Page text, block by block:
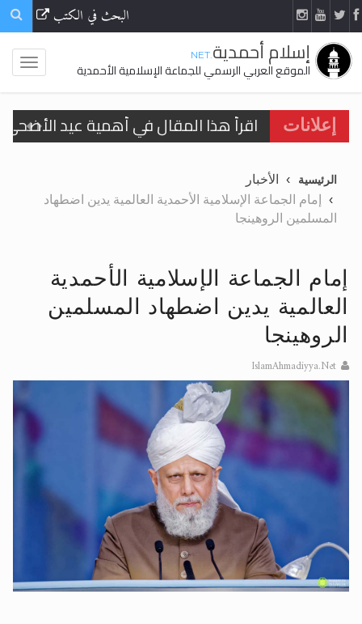
البحث في الكتب
إسلام أحمدية.NET
الموقع العربي الرسمي للجماعة الإسلامية الأحمدية
إعلانات
اقرأ هذا المقال في أهمية عيد
تعميم هامّ لأفراد الجماعة >> المزيد
تعميم هامّ لأفراد الجماعة >> المزيد
اقرأ هذا الكتاب وتعرّف على حقيقة
الحجّ.. دلالات، حِكم، وأهداف >> المزيد
اقرأ هذا المقال في أهمية عيد
الرئيسية
الأخبار
إمام الجماعة الإسلامية الأحمدية العالمية يدين اضطهاد
المسلمين الروهينجا
إمام الجماعة الإسلامية الأحمدية
العالمية يدين اضطهاد المسلمين
الروهينجا
IslamAhmadiyya.Net